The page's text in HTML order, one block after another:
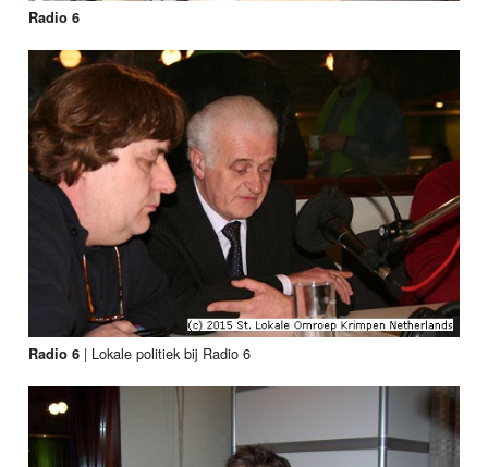
Radio 6
Radio 6 | Lokale politiek bij Radio 6